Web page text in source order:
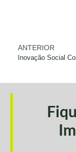
ANTERIOR